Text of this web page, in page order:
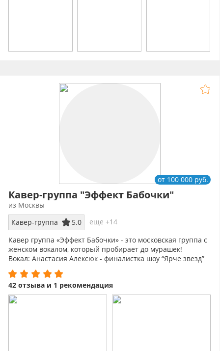
Кавер-группа "Эффект Бабочки"
от 100 000 руб.
из Москвы
Кавер-группа
5.0
еще +14
Кавер группа «Эффект Бабочки» - это московская группа с
женском вокалом, который пробирает до мурашек!
Вокал: Анастасия Алексюк - финалистка шоу “Ярче звезд”
на ТНТ!
42 отзыва и 1 рекомендация